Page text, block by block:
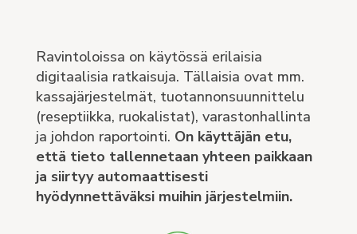
Ravintoloissa on käytössä erilaisia
digitaalisia ratkaisuja. Tällaisia ovat mm.
kassajärjestelmät, tuotannonsuunnittelu
(reseptiikka, ruokalistat), varastonhallinta
ja johdon raportointi. On käyttäjän etu,
että tieto tallennetaan yhteen paikkaan
ja siirtyy automaattisesti
hyödynnettäväksi muihin järjestelmiin.